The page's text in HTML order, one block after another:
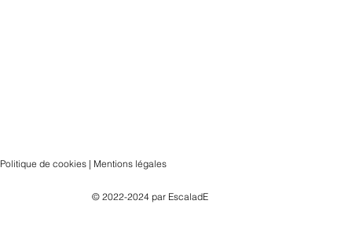
Politique de cookies | Mentions légales
© 2022-2024 par EscaladE